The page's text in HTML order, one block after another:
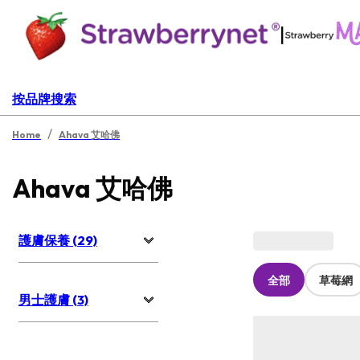
|
按品牌搜索
Home / Ahava 艾哈佛
Ahava 艾哈佛
護膚保養 (29)
男士護膚 (3)
全部 草莓網